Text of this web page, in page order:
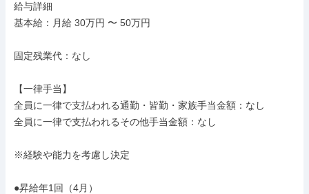
給与詳細
基本給：月給 30万円 〜 50万円
固定残業代：なし
【一律手当】
全員に一律で支払われる通勤・皆勤・家族手当金額：なし
全員に一律で支払われるその他手当金額：なし
※経験や能力を考慮し決定
●昇給年1回（4月）